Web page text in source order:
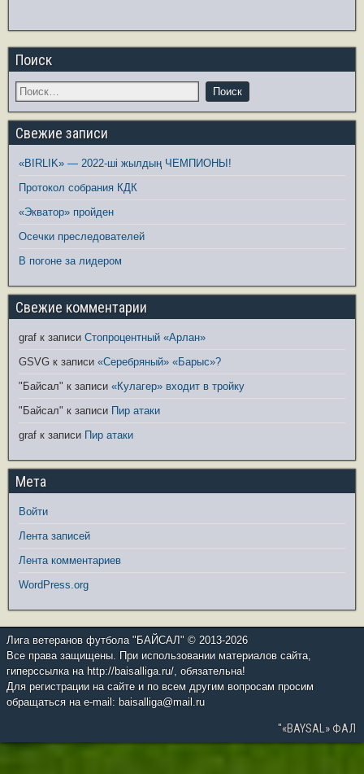
Поиск
Свежие записи
«BIRLIK» — 2022-ші жылдың ЧЕМПИОНЫ!
Протокол собрания КДК
«Экватор» пройден
Осечки преследователей
В погоне за лидером
Свежие комментарии
graf к записи Стопроцентный «Арлан»
GSVG к записи «Серебряный» «Барыс»?
"Байсал" к записи «Кулагер» входит в тройку
"Байсал" к записи Пир атаки
graf к записи Пир атаки
Мета
Войти
Лента записей
Лента комментариев
WordPress.org
Лига ветеранов футбола "БАЙСАЛ" © 2013-2026
Все права защищены. При использовании материалов сайта,
гиперссылка на http://baisalliga.ru/, обязательна!
Для регистрации на сайте и по всем другим вопросам просим
обращаться на e-mail: baisalliga@mail.ru
"«BAYSAL» ФАЛ